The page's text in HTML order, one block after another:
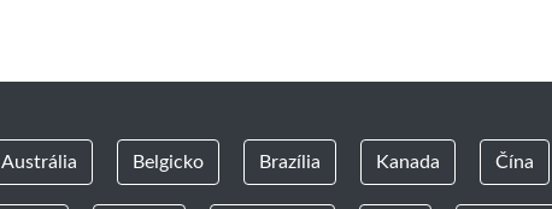
Austrália Belgicko Brazília Kanada Čína